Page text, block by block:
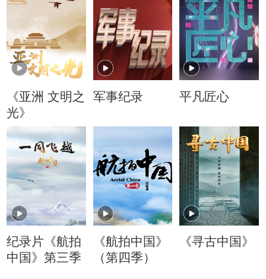
《亚洲 文明之
光》
军事纪录 平凡匠心
纪录片《航拍
中国》第三季
《航拍中国》
（第四季）
《寻古中国》